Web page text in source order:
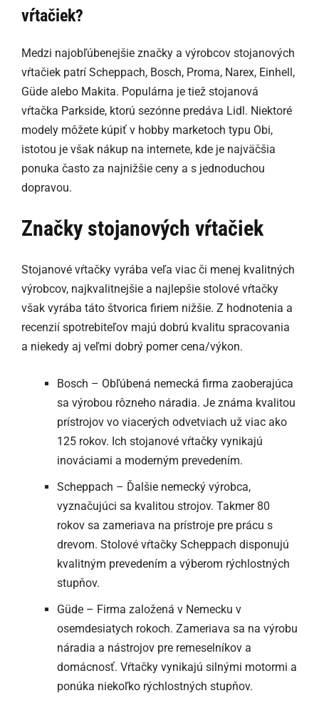
vŕtačiek?
Medzi najobľúbenejšie značky a výrobcov stojanových
vŕtačiek patrí Scheppach, Bosch, Proma, Narex, Einhell,
Güde alebo Makita. Populárna je tiež stojanová
vŕtačka Parkside, ktorú sezónne predáva Lidl. Niektoré
modely môžete kúpiť v hobby marketoch typu Obi,
istotou je však nákup na internete, kde je najväčšia
ponuka často za najnižšie ceny a s jednoduchou
dopravou.
Značky stojanových vŕtačiek
Stojanové vŕtačky vyrába veľa viac či menej kvalitných
výrobcov, najkvalitnejšie a najlepšie stolové vŕtačky
však vyrába táto štvorica firiem nižšie. Z hodnotenia a
recenzií spotrebiteľov majú dobrú kvalitu spracovania
a niekedy aj veľmi dobrý pomer cena/výkon.
Bosch – Obľúbená nemecká firma zaoberajúca
sa výrobou rôzneho náradia. Je známa kvalitou
prístrojov vo viacerých odvetviach už viac ako
125 rokov. Ich stojanové vŕtačky vynikajú
inováciami a moderným prevedením.
Scheppach – Ďalšie nemecký výrobca,
vyznačujúci sa kvalitou strojov. Takmer 80
rokov sa zameriava na prístroje pre prácu s
drevom. Stolové vŕtačky Scheppach disponujú
kvalitným prevedením a výberom rýchlostných
stupňov.
Güde – Firma založená v Nemecku v
osemdesiatych rokoch. Zameriava sa na výrobu
náradia a nástrojov pre remeselníkov a
domácnosť. Vŕtačky vynikajú silnými motormi a
ponúka niekoľko rýchlostných stupňov.